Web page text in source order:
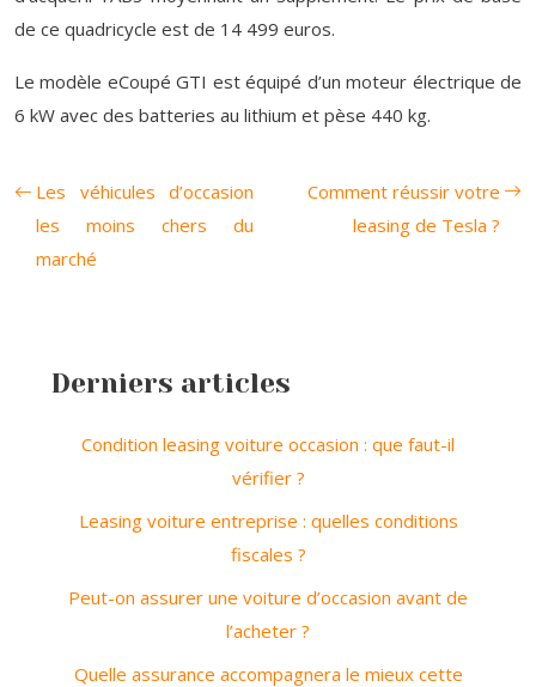
de ce quadricycle est de 14 499 euros.
Le modèle eCoupé GTI est équipé d’un moteur électrique de
6 kW avec des batteries au lithium et pèse 440 kg.
Les véhicules d’occasion
les moins chers du
marché
Comment réussir votre
leasing de Tesla ?
Derniers articles
Condition leasing voiture occasion : que faut-il
vérifier ?
Leasing voiture entreprise : quelles conditions
fiscales ?
Peut-on assurer une voiture d’occasion avant de
l’acheter ?
Quelle assurance accompagnera le mieux cette